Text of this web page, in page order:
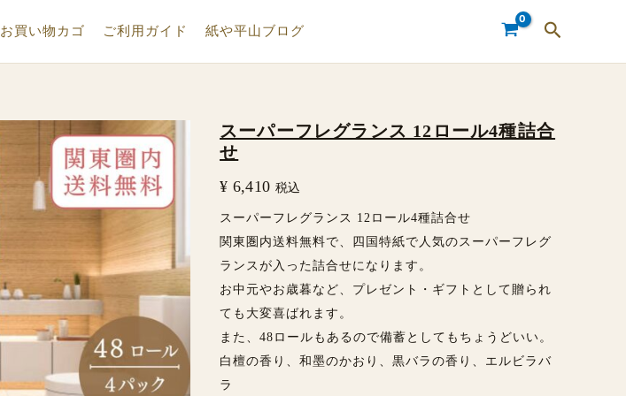
お買い物カゴ ご利用ガイド 紙や平山ブログ
検
スーパーフレグランス 12ロール4種詰合
せ
¥ 6,410 税込
スーパーフレグランス 12ロール4種詰合せ
関東圏内送料無料で、四国特紙で人気のスーパーフレグ
ランスが入った詰合せになります。
お中元やお歳暮など、プレゼント・ギフトとして贈られ
ても大変喜ばれます。
また、48ロールもあるので備蓄としてもちょうどいい。
白檀の香り、和墨のかおり、黒バラの香り、エルビラバ
ラ
ス
ー
パ
ー
フ
レ
ラ
ン
ス